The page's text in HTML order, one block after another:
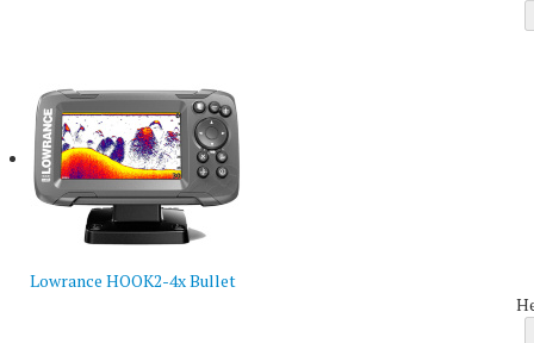
Lowrance HOOK2-4x Bullet